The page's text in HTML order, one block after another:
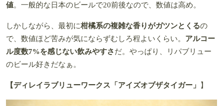
値。一般的な日本のビールで20前後なので、数値は高め。
しかしながら、最初に柑橘系の複雑な香りがガツンとくるの
で、数値ほど苦みが気にならずむしろ程よいくらい。 アルコー
ル度数7%を感じない飲みやすさだ。やっぱり、リパブリュー
のビール好きだなぁ。
【ディレイラブリューワークス「アイズオブザタイガー」 】